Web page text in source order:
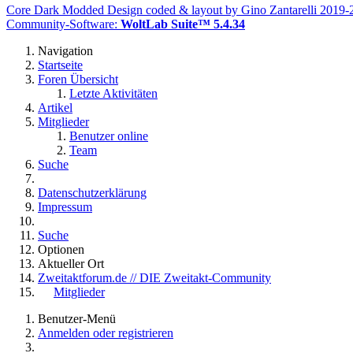
Core Dark Modded Design coded & layout by Gino Zantarelli
Community-Software: WoltLab Suite™ 5.4.34
Navigation
Startseite
Foren Übersicht
Letzte Aktivitäten
Artikel
Mitglieder
Benutzer online
Team
Suche
Datenschutzerklärung
Impressum
Suche
Optionen
Aktueller Ort
Zweitaktforum.de // DIE Zweitakt-Community
Mitglieder
Benutzer-Menü
Anmelden oder registrieren